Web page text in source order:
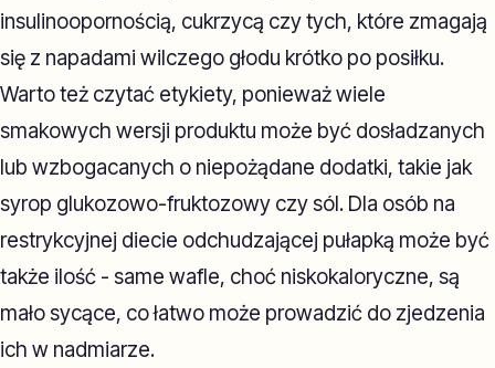
insulinoopornością, cukrzycą czy tych, które zmagają
się z napadami wilczego głodu krótko po posiłku.
Warto też czytać etykiety, ponieważ wiele
smakowych wersji produktu może być dosładzanych
lub wzbogacanych o niepożądane dodatki, takie jak
syrop glukozowo-fruktozowy czy sól. Dla osób na
restrykcyjnej diecie odchudzającej pułapką może być
także ilość - same wafle, choć niskokaloryczne, są
mało sycące, co łatwo może prowadzić do zjedzenia
ich w nadmiarze.